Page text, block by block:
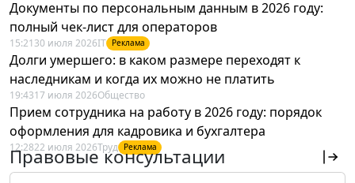
Документы по персональным данным в 2026 году:
полный чек-лист для операторов
15:21 30 июля 2026IT Реклама
Долги умершего: в каком размере переходят к
наследникам и когда их можно не платить
19:4317 июля 2026Общество
Прием сотрудника на работу в 2026 году: порядок
оформления для кадровика и бухгалтера
12:2822 июля 2026Труд Реклама
Правовые консультации